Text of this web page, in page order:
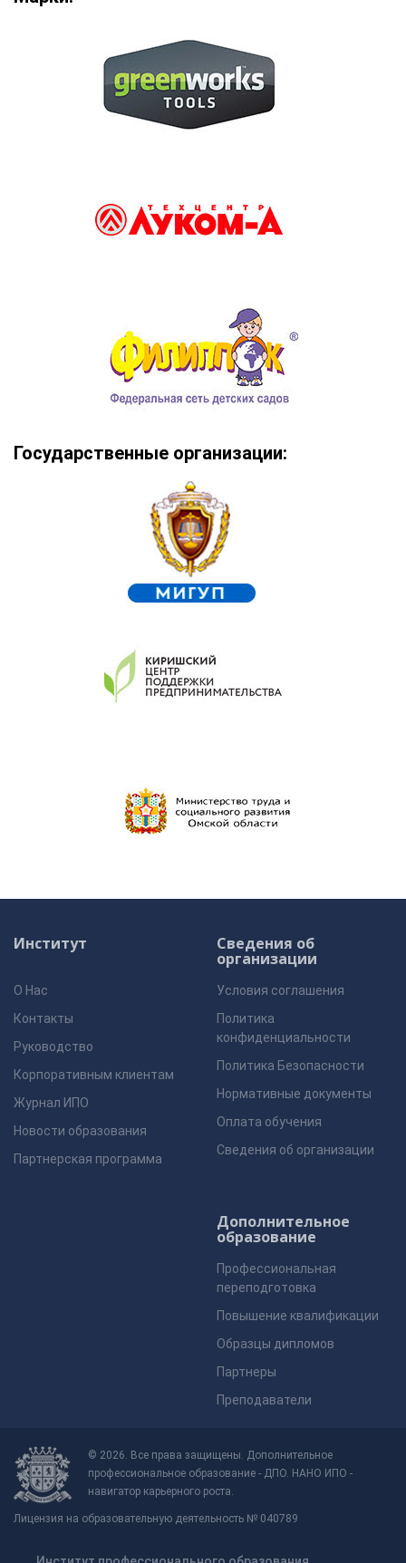
Государственные организации:
Институт
О Нас
Контакты
Руководство
Корпоративным клиентам
Журнал ИПО
Новости образования
Партнерская программа
Сведения об
организации
Условия соглашения
Политика
конфиденциальности
Политика Безопасности
Нормативные документы
Оплата обучения
Сведения об организации
Дополнительное
образование
Профессиональная
переподготовка
Повышение квалификации
Образцы дипломов
Партнеры
Преподаватели
© 2026. Все права защищены. Дополнительное
профессиональное образование - ДПО. НАНО ИПО -
навигатор карьерного роста.
Лицензия на образовательную деятельность № 040789